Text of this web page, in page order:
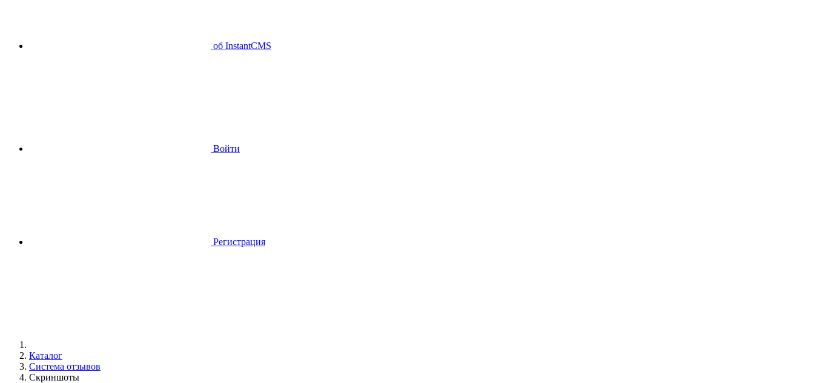
об InstantCMS
Войти
Регистрация
Каталог
Система отзывов
Скриншоты